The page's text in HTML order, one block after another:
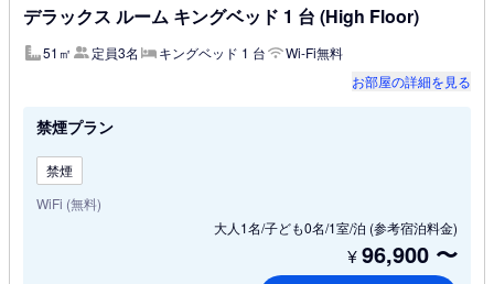
デラックス ルーム キングベッド 1 台 (High Floor)
51㎡ 定員3名 キングベッド 1 台
Wi-Fi無料
お部屋の詳細を見る
禁煙プラン
禁煙
WiFi (無料)
大人1名/子ども0名/1室/泊 (参考宿泊料金)
¥96,900 〜